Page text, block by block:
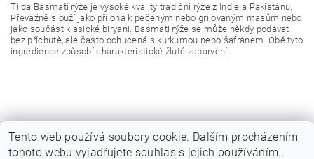
Tilda Basmati rýže je vysoké kvality tradiční rýže z Indie a Pakistánu.
Převážně slouží jako příloha k pečeným nebo grilovaným masům nebo
jako součást klasické biryani. Basmati rýže se může někdy podávat
bez příchutě, ale často ochucená s kurkumou nebo šafránem. Obě tyto
ingredience způsobí charakteristické žluté zabarvení.
Tento web používá soubory cookie. Dalším procházením
tohoto webu vyjadřujete souhlas s jejich používáním..